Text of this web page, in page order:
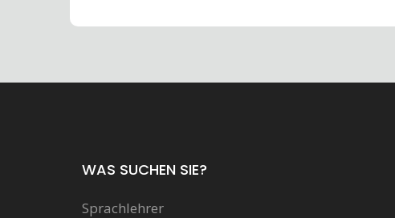
WAS SUCHEN SIE?
Sprachlehrer